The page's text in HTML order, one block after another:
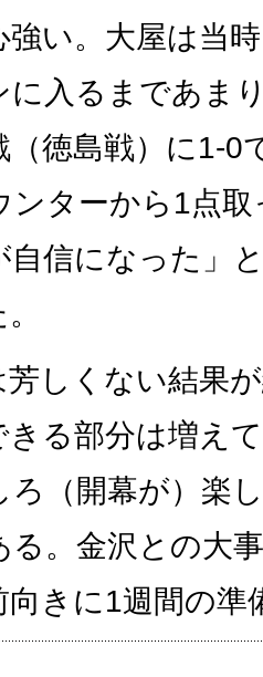
強い。大屋は当
に入るまであま
（徳島戦）に1-0
ンターから1点
信になった」
しくない結果
きる部分は増え
ろ（開幕が）楽
。金沢との大
きに1週間の準